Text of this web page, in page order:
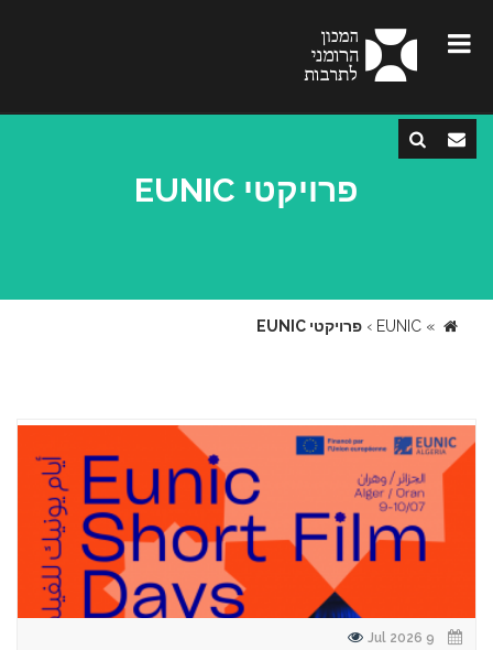
פרויקטי EUNIC
»
EUNIC
› פרויקטי EUNIC